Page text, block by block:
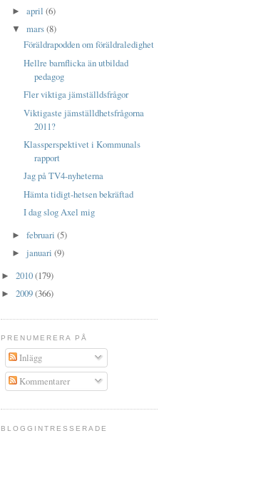
►april(6)
▼mars(8)
Föräldrapodden om föräldraledighet
Hellre barnflicka än utbildad
pedagog
Fler viktiga jämställdsfrågor
Viktigaste jämställdhetsfrågorna
2011?
Klassperspektivet i Kommunals
rapport
Jag på TV4-nyheterna
Hämta tidigt-hetsen bekräftad
I dag slog Axel mig
►februari(5)
►januari(9)
► 2010(179)
► 2009(366)
PRENUMERERA PÅ
Inlägg
Kommentarer
BLOGGINTRESSERADE